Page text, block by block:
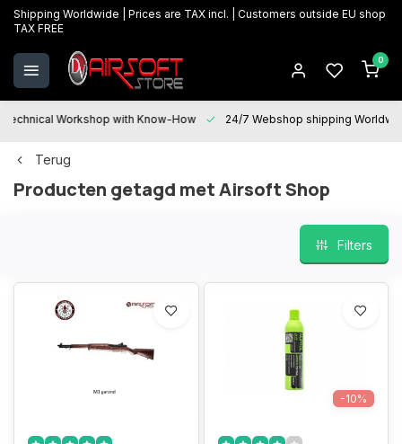
Shipping Worldwide | Prices are TAX incl. | Customers outside EU shop
TAX FREE
0
Technical Workshop with Know-How 24/7 Webshop shipping
Terug
Producten getagd met Airsoft Shop
Filters
-10%